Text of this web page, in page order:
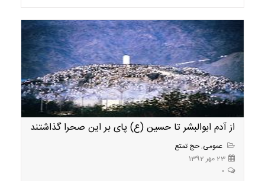
از آدم ابوالبشر تا حسین (ع) پای بر این صحرا گذاشتند
عمومی,حج تمتع
23 مهر 1392
0